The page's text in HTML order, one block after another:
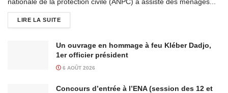
LIRE LA SUITE
Un ouvrage en hommage à feu Kléber Dadjo,
1er officier président
6 AOÛT 2026
Concours d’entrée à l’ENA (session des 12 et